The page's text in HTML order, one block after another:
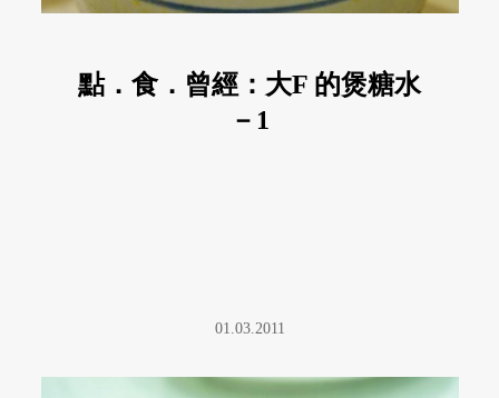
點．食．曾經：大F 的煲糖水
－1
01.03.2011